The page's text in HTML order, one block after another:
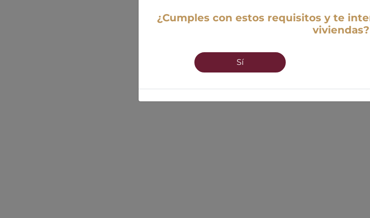
¿Cumples con estos requisitos y te
viviendas?
Sí